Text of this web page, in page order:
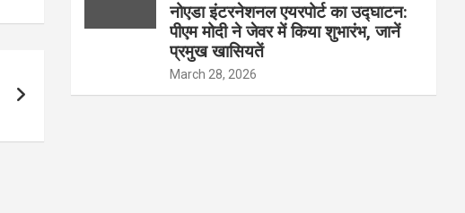
नोएडा इंटरनेशनल एयरपोर्ट का उद्घाटन:
पीएम मोदी ने जेवर में किया शुभारंभ, जानें
प्रमुख खासियतें
March 28, 2026